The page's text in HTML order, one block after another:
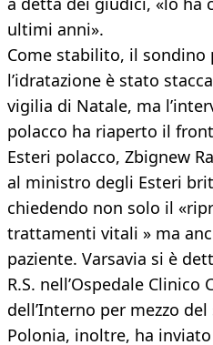
ultimi anni».
Come stabilito, il sondino
l’idratazione è stato
vigilia di Natale, ma
polacco ha riaperto il
Esteri polacco, Zbignew
al ministro degli Esteri
chiedendo non solo il
trattamenti vitali » ma
paziente. Varsavia si è
R.S. nell’Ospedale
dell’Interno per mezzo
Polonia, inoltre, ha